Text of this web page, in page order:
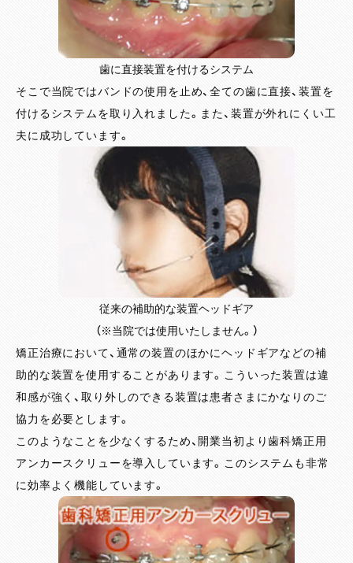
歯に直接装置を付けるシステム
そこで当院ではバンドの使用を止め、全ての歯に直接、装置を
付けるシステムを取り入れました。また、装置が外れにくい工
夫に成功しています。
従来の補助的な装置ヘッドギア
（※当院では使用いたしません。）
矯正治療において、通常の装置のほかにヘッドギアなどの補
助的な装置を使用することがあります。こういった装置は違
和感が強く、取り外しのできる装置は患者さまにかなりのご
協力を必要とします。
このようなことを少なくするため、開業当初より歯科矯正用
アンカースクリューを導入しています。このシステムも非常
に効率よく機能しています。